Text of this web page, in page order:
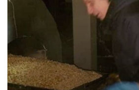
lituana
Keptinis